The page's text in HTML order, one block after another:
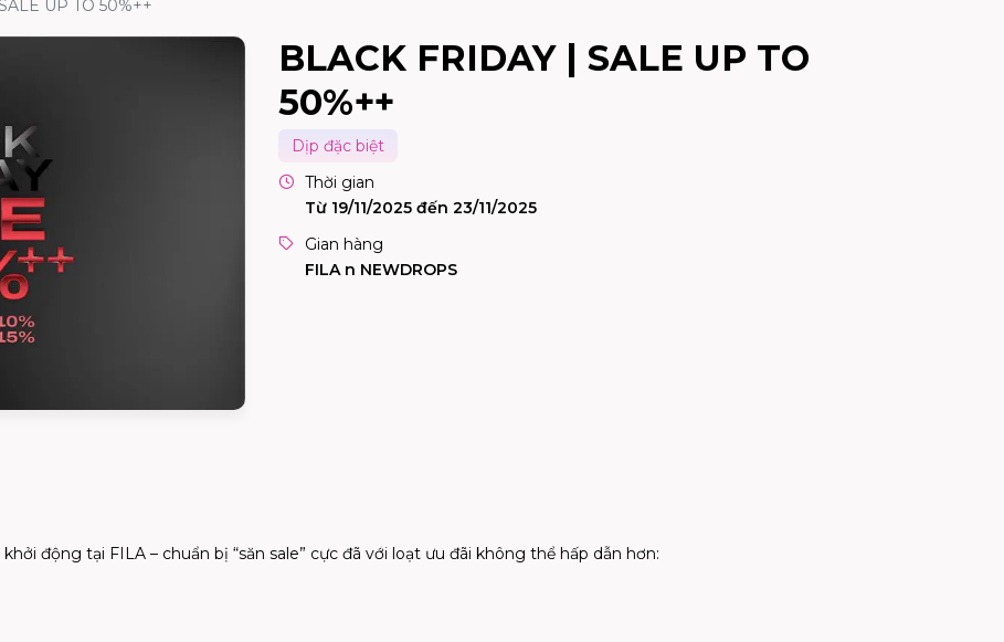
UP TO 50%++
BLACK FRIDAY | SALE UP TO
50%++
Dịp đặc biệt
Thời gian
Từ 19/11/2025 đến 23/11/2025
Gian hàng
FILA n NEWDROPS
động tại FILA – chuẩn bị “săn sale” cực đã với loạt ưu đãi không thể hấp dẫn hơn: